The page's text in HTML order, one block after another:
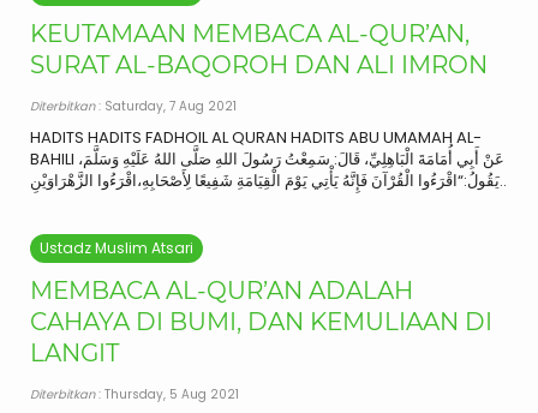
KEUTAMAAN MEMBACA AL-QUR’AN,
SURAT AL-BAQOROH DAN ALI IMRON
Diterbitkan: Saturday, 7 Aug 2021
HADITS HADITS FADHOIL AL QURAN HADITS ABU UMAMAH AL-
BAHILI عَنْ أَبِي أُمَامَةَ الْبَاهِلِيِّ، قَالَ: سَمِعْتُ رَسُولَ اللهِ صَلَّى اللهُ عَلَيْهِ وَسَلَّمَ،
يَقُولُ:“اقْرَءُوا الْقُرْآنَ فَإِنَّهُ يَأْتِي يَوْمَ الْقِيَامَةِ شَفِيعًا لِأَصْحَابِهِ،اقْرَءُوا الزَّهْرَاوَيْنِ..
Ustadz Muslim Atsari
MEMBACA AL-QUR’AN ADALAH
CAHAYA DI BUMI, DAN KEMULIAAN DI
LANGIT
Diterbitkan: Thursday, 5 Aug 2021